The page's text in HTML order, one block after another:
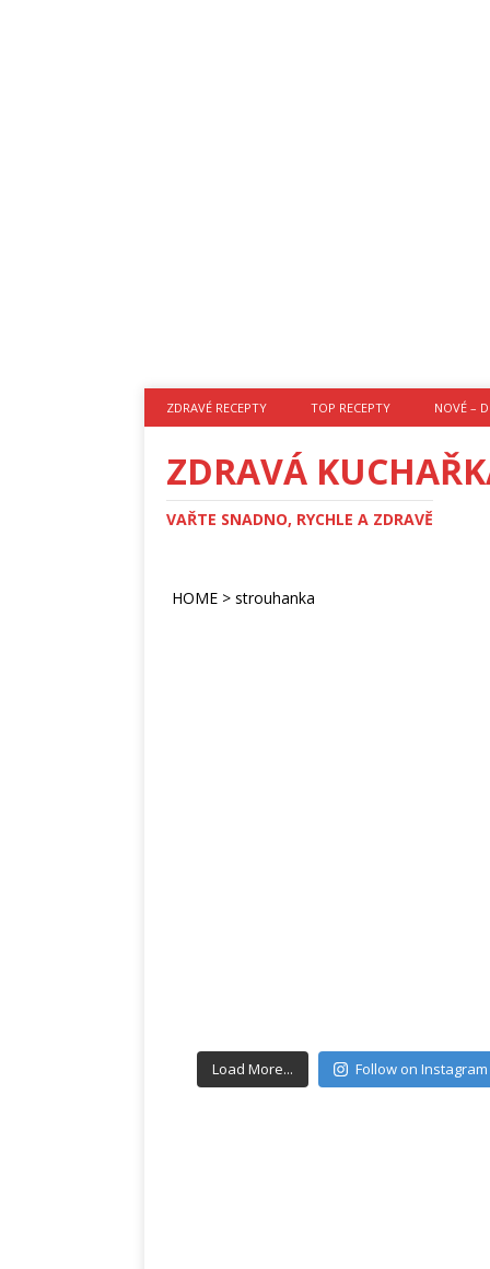
ZDRAVÉ RECEPTY TOP RECEPTY NOVÉ –
ZDRAVÁ
VAŘTE SNADNO, RYCHLE A ZDRAVĚ
HOME > strouhanka
Load More... Follow on Instagram